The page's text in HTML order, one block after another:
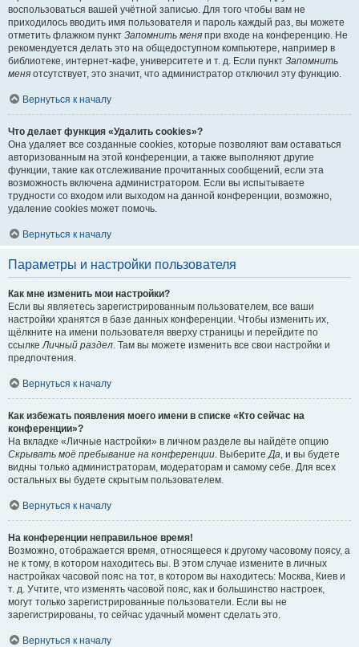
воспользоваться вашей учётной записью. Для того чтобы вам не
приходилось вводить имя пользователя и пароль каждый раз, вы можете
отметить флажком пункт Запомнить меня при входе на конференцию. Не
рекомендуется делать это на общедоступном компьютере, например в
библиотеке, интернет-кафе, университете и т. д. Если пункт Запомнить
меня отсутствует, это значит, что администратор отключил эту функцию.
Вернуться к началу
Что делает функция «Удалить cookies»?
Она удаляет все созданные cookies, которые позволяют вам оставаться
авторизованным на этой конференции, а также выполняют другие
функции, такие как отслеживание прочитанных сообщений, если эта
возможность включена администратором. Если вы испытываете
трудности со входом или выходом на данной конференции, возможно,
удаление cookies может помочь.
Вернуться к началу
Параметры и настройки пользователя
Как мне изменить мои настройки?
Если вы являетесь зарегистрированным пользователем, все ваши
настройки хранятся в базе данных конференции. Чтобы изменить их,
щёлкните на имени пользователя вверху страницы и перейдите по
ссылкеЛичный раздел. Там вы можете изменить все свои настройки и
предпочтения.
Вернуться к началу
Как избежать появления моего имени в списке «Кто сейчас на
конференции»?
На вкладке «Личные настройки» в личном разделе вы найдёте опцию
Скрывать моё пребывание на конференции. ВыберитеДа, и вы будете
видны только администраторам, модераторам и самому себе. Для всех
остальных вы будете скрытым пользователем.
Вернуться к началу
На конференции неправильное время!
Возможно, отображается время, относящееся к другому часовому поясу, а
не к тому, в котором находитесь вы. В этом случае измените в личных
настройках часовой пояс на тот, в котором вы находитесь: Москва, Киев и
т. д. Учтите, что изменять часовой пояс, как и большинство настроек,
могут только зарегистрированные пользователи. Если вы не
зарегистрированы, то сейчас удачный момент сделать это.
Вернуться к началу